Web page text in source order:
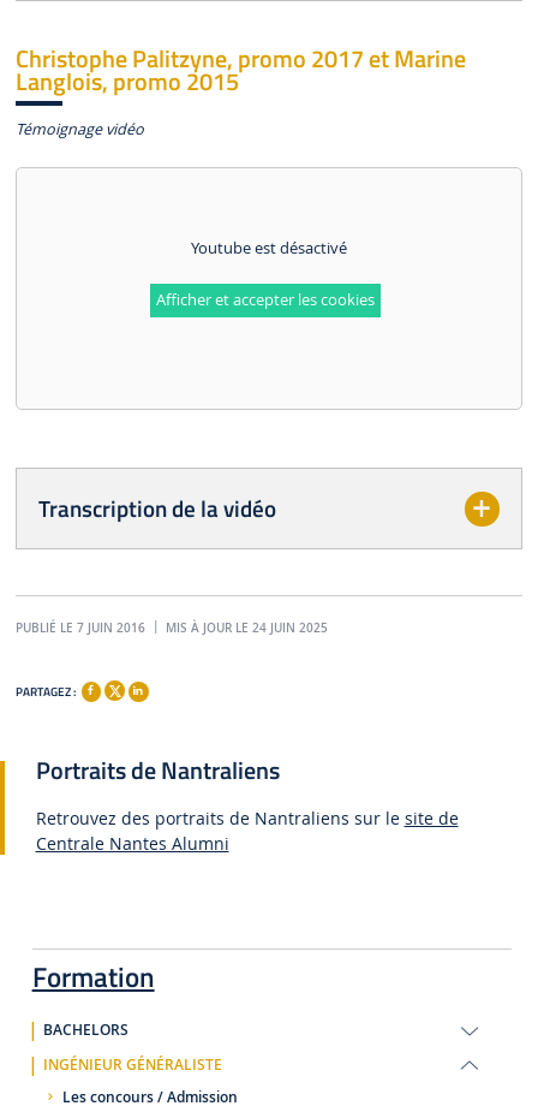
Formation
BACHELORS
INGÉNIEUR GÉNÉRALISTE
Les concours / Admission
Christophe Palitzyne, promo 2017 et Marine
Langlois, promo 2015
Témoignage vidéo
Youtube est désactivé
Afficher et accepter les cookies
Transcription de la vidéo
PUBLIÉ LE 7 JUIN 2016 MIS À JOUR LE 24 JUIN 2025
PARTAGEZ :
Portraits de Nantraliens
Retrouvez des portraits de Nantraliens sur le site de
Centrale Nantes Alumni